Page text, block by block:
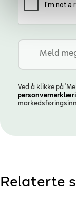
Ved å klikke på
Relaterte